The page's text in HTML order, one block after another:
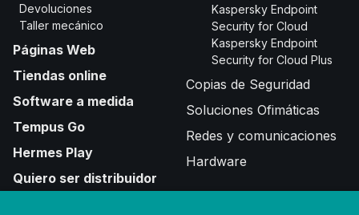
Devoluciones
Taller mecánico
Páginas Web
Tiendas online
Software a medida
Tempus Go
Hermes Play
Quiero ser distribuidor
Kaspersky Endpoint
Security for Cloud
Kaspersky Endpoint
Security for Cloud Plus
Copias de Seguridad
Soluciones Ofimáticas
Redes y comunicaciones
Hardware